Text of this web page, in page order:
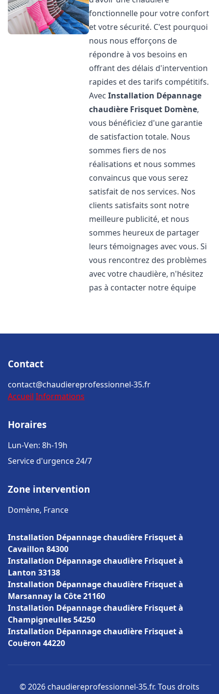
fonctionnelle pour votre confort
et votre sécurité. C'est pourquoi
nous nous efforçons de
répondre à vos besoins en
offrant des délais d'intervention
rapides et des tarifs compétitifs.
AvecInstallation Dépannage
chaudière Frisquet Domène,
vous bénéficiez d'une garantie
de satisfaction totale. Nous
sommes fiers de nos
réalisations et nous sommes
convaincus que vous serez
satisfait de nos services. Nos
clients satisfaits sont notre
meilleure publicité, et nous
sommes heureux de partager
leurs témoignages avec vous. Si
vous rencontrez des problèmes
avec votre chaudière, n'hésitez
pas à contacter notre équipe
Contact
contact@chaudiereprofessionnel-35.fr
Accueil Informations
Horaires
Lun-Ven: 8h-19h
Service d'urgence 24/7
Zone intervention
Domène, France
Installation Dépannage chaudière Frisquet à
Cavaillon 84300
Installation Dépannage chaudière Frisquet à
Lanton 33138
Installation Dépannage chaudière Frisquet à
Marsannay la Côte 21160
Installation Dépannage chaudière Frisquet à
Champigneulles 54250
Installation Dépannage chaudière Frisquet à
Couëron 44220
© 2026 chaudiereprofessionnel-35.fr. Tous droits